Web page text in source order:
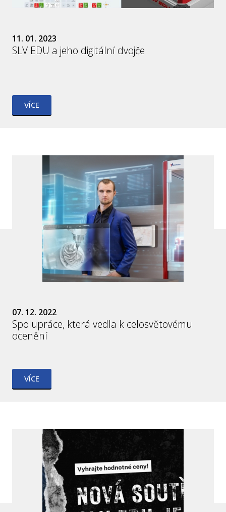
11. 01. 2023
SLV EDU a jeho digitální dvojče
VÍCE
07. 12. 2022
Spolupráce, která vedla k celosvětovému
ocenění
VÍCE